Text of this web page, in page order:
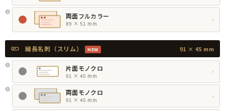
両面フルカラー
89 × 51 mm
›
細長名刺（スリム） NEW 91 × 45 mm
片面モノクロ
91 × 45 mm
›
両面モノクロ
91 × 45 mm
›